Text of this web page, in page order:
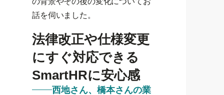
話を伺いました。
法律改正や仕様変更
にすぐ対応できる
SmartHRに安心感
西地さん、橋本さんの業